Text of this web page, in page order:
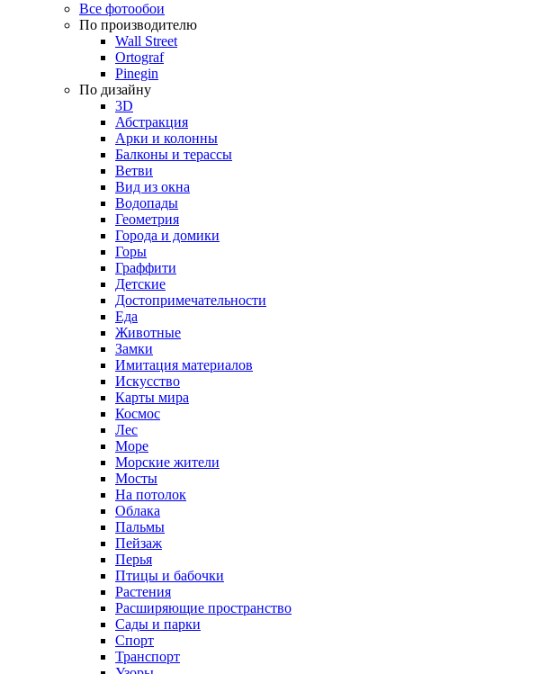
Все фотообои
По производителю
Wall Street
Ortograf
Pinegin
По дизайну
3D
Абстракция
Арки и колонны
Балконы и терассы
Ветви
Вид из окна
Водопады
Геометрия
Города и домики
Горы
Граффити
Детские
Достопримечательности
Еда
Животные
Замки
Имитация материалов
Искусство
Карты мира
Космос
Лес
Море
Морские жители
Мосты
На потолок
Облака
Пальмы
Пейзаж
Перья
Птицы и бабочки
Растения
Расширяющие пространство
Сады и парки
Спорт
Транспорт